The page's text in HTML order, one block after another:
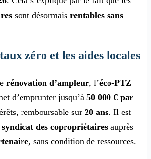
sont désormais rentables sans
zéro et les aides locales
rénovation d’ampleur, l’éco-PTZ
d’emprunter jusqu’à 50 000 € par
remboursable sur 20 ans. Il est
syndicat des copropriétaires auprès
, sans condition de ressources.